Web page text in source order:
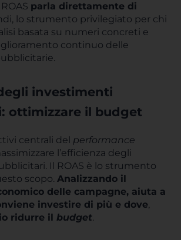
parla direttamente di
lo strumento privilegiato per chi
basata su numeri concreti e
continuo delle
investimenti
ottimizzare il budget
centrali del performance
l’efficienza degli
Il ROAS è lo strumento
scopo. Analizzando il
delle campagne, aiuta a
investire di più e dove,
ridurre il budget.